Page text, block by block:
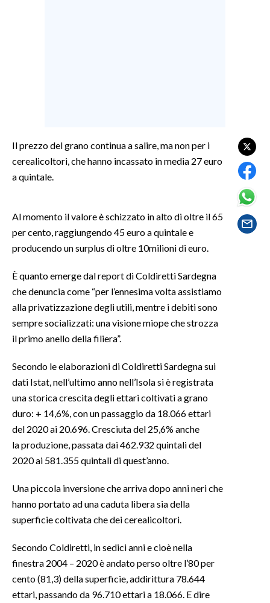
CULTURA
SPETTACOLI
SALUTE
SARDI NEL MONDO
NOTIZIE
EVENTI
3 MINUTI CON
INSULARITÀ
INFO AZIENDE
ABBONATI
NECROLOGI
PUBBLICITÀ
Il prezzo del grano continua a salire, ma non per i
cerealicoltori, che hanno incassato in media 27 euro
a quintale.
Al momento il valore è schizzato in alto di oltre il 65
per cento, raggiungendo 45 euro a quintale e
producendo un surplus di oltre 10milioni di euro.
È quanto emerge dal report di Coldiretti Sardegna
che denuncia come “per l’ennesima volta assistiamo
alla privatizzazione degli utili, mentre i debiti sono
sempre socializzati: una visione miope che strozza
il primo anello della filiera”.
Secondo le elaborazioni di Coldiretti Sardegna sui
dati Istat, nell’ultimo anno nell’Isola si è registrata
una storica crescita degli ettari coltivati a grano
duro: + 14,6%, con un passaggio da 18.066 ettari
del 2020 ai 20.696. Cresciuta del 25,6% anche
la produzione, passata dai 462.932 quintali del
2020 ai 581.355 quintali di quest’anno.
Una piccola inversione che arriva dopo anni neri che
hanno portato ad una caduta libera sia della
superficie coltivata che dei cerealicoltori.
Secondo Coldiretti, in sedici anni e cioè nella
finestra 2004 – 2020 è andato perso oltre l’80 per
cento (81,3) della superficie, addirittura 78.644
ettari, passando da 96.710 ettari a 18.066. E dire